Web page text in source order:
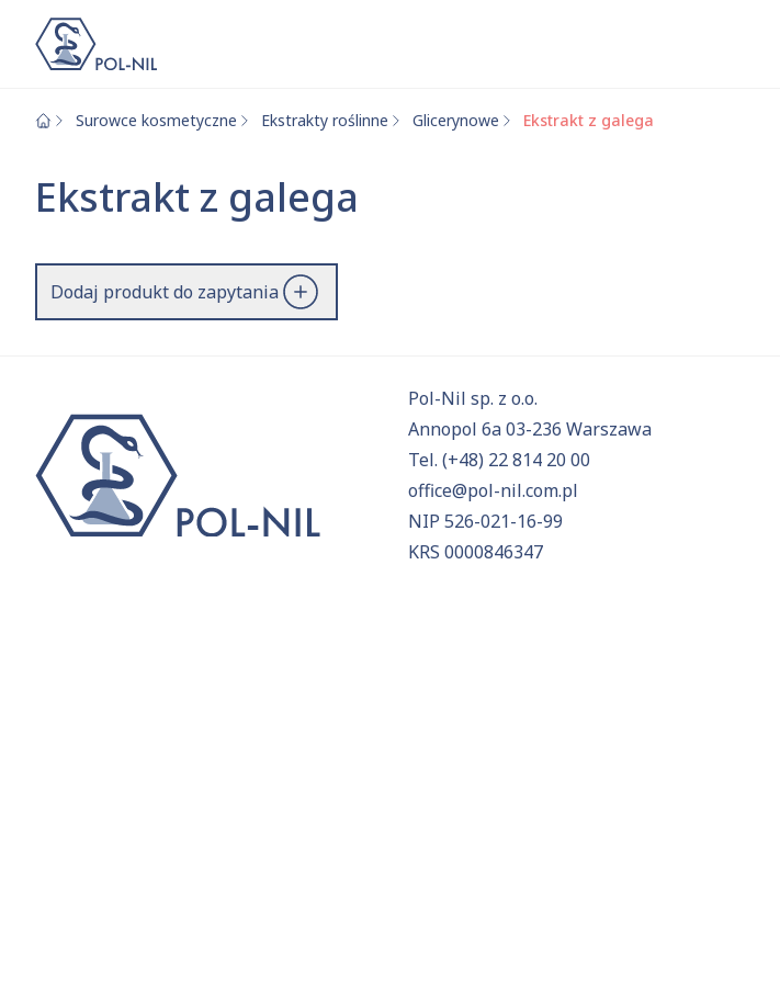
Surowce kosmetyczne Ekstrakty roślinne Glicerynowe Ekstrakt z galega
Ekstrakt z galega
Dodaj produkt do zapytania
Pol-Nil sp. z o.o.
Annopol 6a 03-236 Warszawa
Tel. (+48) 22 814 20 00
office@pol-nil.com.pl
NIP 526-021-16-99
KRS 0000846347